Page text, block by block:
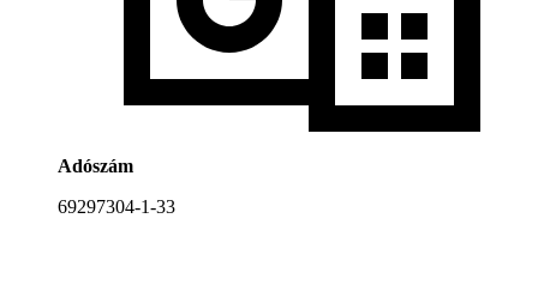
Adószám
69297304-1-33